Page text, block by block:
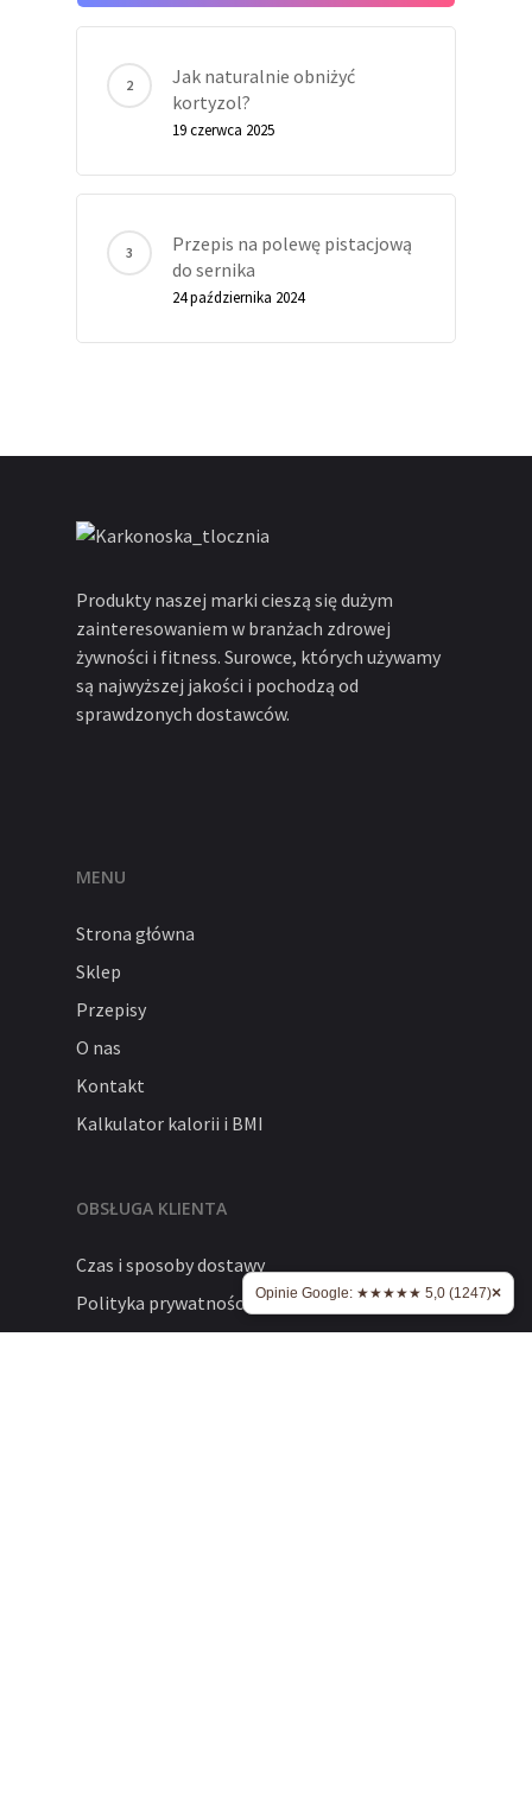
Jak naturalnie obniżyć
kortyzol?
19 czerwca 2025
Przepis na polewę pistacjową
do sernika
24 października 2024
Produkty naszej marki cieszą się dużym
zainteresowaniem w branżach zdrowej
żywności i fitness. Surowce, których używamy
są najwyższej jakości i pochodzą od
sprawdzonych dostawców.
MENU
Strona główna
Sklep
Przepisy
O nas
Kontakt
Kalkulator kalorii i BMI
OBSŁUGA KLIENTA
Czas i sposoby dostawy
Polityka prywatności
Regulamin
Opinie Google: ★★★★★ 5,0 (1247)×